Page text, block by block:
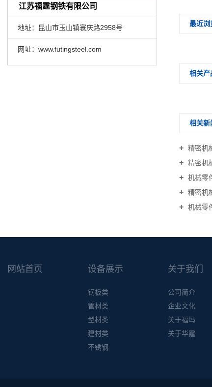
江苏福霆钢铁有限公司
地址：昆山市玉山镇寰庆路2958号
网址：www.futingsteel.com
最近浏
相关产
相关新
精密机
精密机
机械零
精密机
机械零
网站首页 设备展示
钢板类
管材类
型材类
建材类
不锈钢
关于我们
公司简介
企业文化
关于福玛
关于华霆